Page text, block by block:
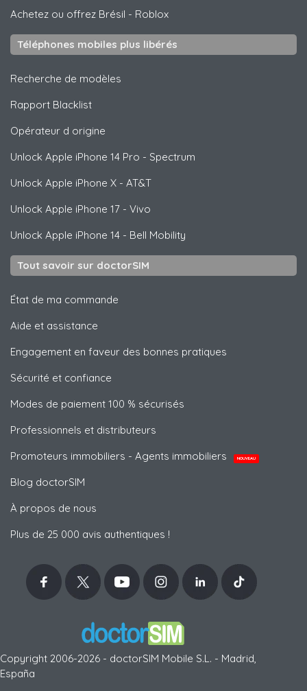
Achetez ou offrez Brésil - Roblox
Téléphones mobiles plus libérés
Recherche de modèles
Rapport Blacklist
Opérateur d origine
Unlock Apple iPhone 14 Pro - Spectrum
Unlock Apple iPhone X - AT&T
Unlock Apple iPhone 17 - Vivo
Unlock Apple iPhone 14 - Bell Mobility
Tout savoir sur doctorSIM
État de ma commande
Aide et assistance
Engagement en faveur des bonnes pratiques
Sécurité et confiance
Modes de paiement 100 % sécurisés
Professionnels et distributeurs
Promoteurs immobiliers - Agents immobiliers
NOUVEAU
Blog doctorSIM
À propos de nous
Plus de 25 000 avis authentiques !
Copyright 2006-2026 - doctorSIM Mobile S.L. - Madrid,
España